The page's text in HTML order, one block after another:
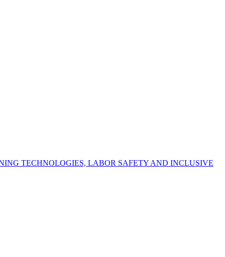
LABOR SAFETY AND INCLUSIVE